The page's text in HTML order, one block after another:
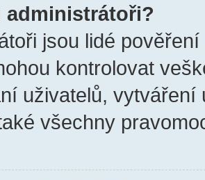
administrátoři?
jsou lidé
kontrolovat
uživatelů,
všechny